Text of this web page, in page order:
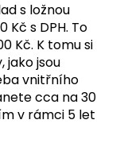
s ložnou
Kč s DPH. To
Kč. K tomu si
jako jsou
vnitřního
cca na 30
v rámci 5 let